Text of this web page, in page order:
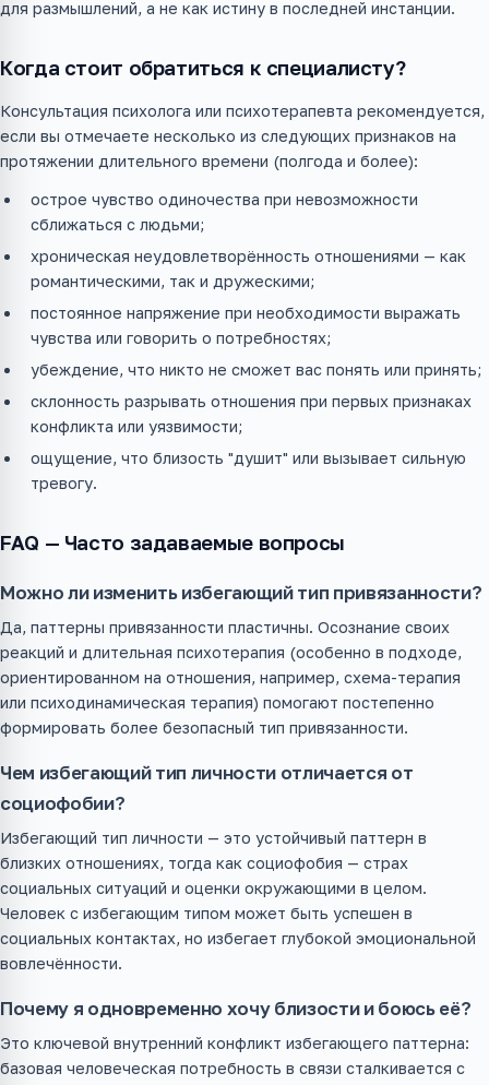
для размышлений, а не как истину в последней инстанции.
Когда стоит обратиться к специалисту?
Консультация психолога или психотерапевта рекомендуется,
если вы отмечаете несколько из следующих признаков на
протяжении длительного времени (полгода и более):
острое чувство одиночества при невозможности
сближаться с людьми;
хроническая неудовлетворённость отношениями — как
романтическими, так и дружескими;
постоянное напряжение при необходимости выражать
чувства или говорить о потребностях;
убеждение, что никто не сможет вас понять или принять;
склонность разрывать отношения при первых признаках
конфликта или уязвимости;
ощущение, что близость "душит" или вызывает сильную
тревогу.
FAQ — Часто задаваемые вопросы
Можно ли изменить избегающий тип привязанности?
Да, паттерны привязанности пластичны. Осознание своих
реакций и длительная психотерапия (особенно в подходе,
ориентированном на отношения, например, схема-терапия
или психодинамическая терапия) помогают постепенно
формировать более безопасный тип привязанности.
Чем избегающий тип личности отличается от
социофобии?
Избегающий тип личности — это устойчивый паттерн в
близких отношениях, тогда как социофобия — страх
социальных ситуаций и оценки окружающими в целом.
Человек с избегающим типом может быть успешен в
социальных контактах, но избегает глубокой эмоциональной
вовлечённости.
Почему я одновременно хочу близости и боюсь её?
Это ключевой внутренний конфликт избегающего паттерна:
базовая человеческая потребность в связи сталкивается с